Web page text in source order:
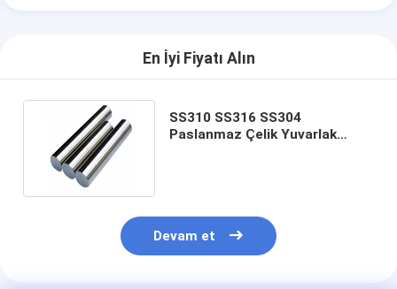
En İyi Fiyatı Alın
SS310 SS316 SS304
Paslanmaz Çelik Yuvarlak
Devam et